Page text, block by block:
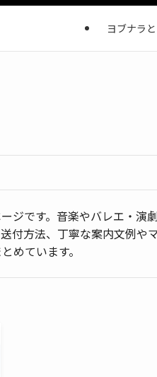
ヨブナラ
ジです。音楽やバレエ・演
付方法、丁寧な案内文例や
めています。